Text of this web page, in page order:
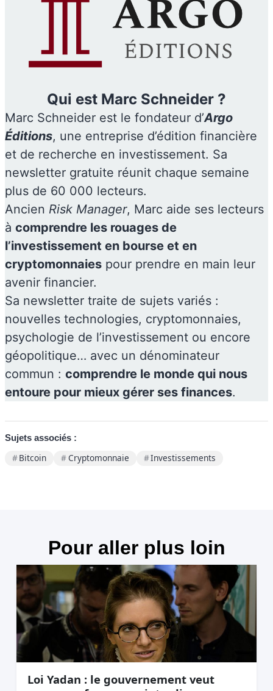
Qui est Marc Schneider ?
Marc Schneider est le fondateur d’Argo
Éditions, une entreprise d’édition financière
et de recherche en investissement. Sa
newsletter gratuite réunit chaque semaine
plus de 60 000 lecteurs.
Ancien Risk Manager, Marc aide ses lecteurs
à comprendre les rouages de
l’investissement en bourse et en
cryptomonnaies pour prendre en main leur
avenir financier.
Sa newsletter traite de sujets variés :
nouvelles technologies, cryptomonnaies,
psychologie de l’investissement ou encore
géopolitique… avec un dénominateur
commun : comprendre le monde qui nous
entoure pour mieux gérer ses finances.
Sujets associés :
Bitcoin Cryptomonnaie Investissements
Pour aller plus loin
Loi Yadan : le gouvernement veut